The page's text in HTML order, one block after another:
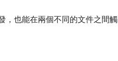
，也能在兩個不同的文件之間觸